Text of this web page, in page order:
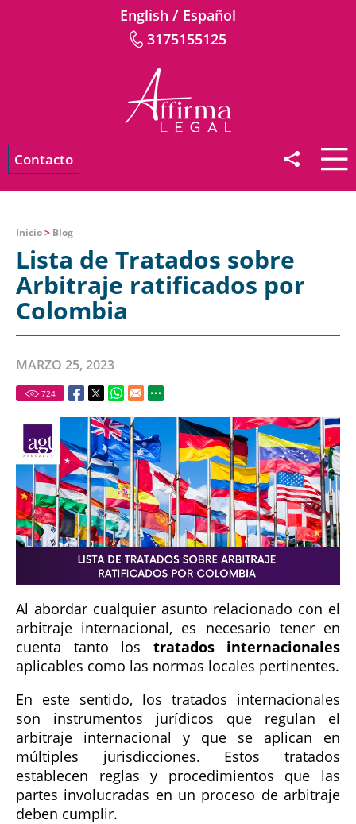
English / Español
3175155125
Contacto
Inicio> Blog
Lista de Tratados sobre
Arbitraje ratificados por
Colombia
MARZO 25, 2023
724
Al abordar cualquier asunto relacionado con el
arbitraje internacional, es necesario tener en
cuenta tanto los tratados internacionales
aplicables como las normas locales pertinentes.
En este sentido, los tratados internacionales
son instrumentos jurídicos que regulan el
arbitraje internacional y que se aplican en
múltiples jurisdicciones. Estos tratados
establecen reglas y procedimientos que las
partes involucradas en un proceso de arbitraje
deben cumplir.